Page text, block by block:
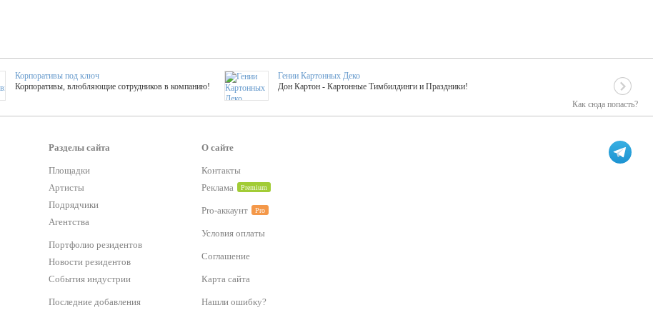
Как сюда попасть?
Корпоративы под ключ
Корпоративы, влюбляющие сотрудников в компанию!
Гении Картонных Деко
Дон Картон - Картонные Тимбилдинги и Праздники!
Мастер-классы
ТОП 25 активностей! Смета за 15 минут!
Букинг компания №1
Оперативная информация о любых зарубежных артистах
Каждый второй заказ контента со скидкой в 15%
Хотите весело?
Тематический БАР от 50 000 р.
Разделы сайта
Площадки
Артисты
Подрядчики
Агентства
Портфолио резидентов
Новости резидентов
События индустрии
Последние добавления
О сайте
Контакты
Реклама
Premium
Pro-аккаунт Pro
Условия оплаты
Соглашение
Карта сайта
Нашли ошибку?